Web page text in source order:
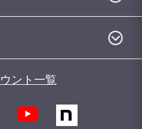
ント一覧